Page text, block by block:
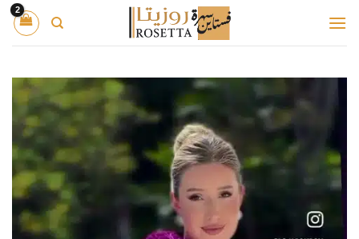
للمحتوى